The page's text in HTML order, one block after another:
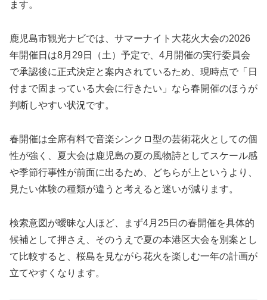
ます。
鹿児島市観光ナビでは、サマーナイト大花火大会の2026
年開催日は8月29日（土）予定で、4月開催の実行委員会
で承認後に正式決定と案内されているため、現時点で「日
付まで固まっている大会に行きたい」なら春開催のほうが
判断しやすい状況です。
春開催は全席有料で音楽シンクロ型の芸術花火としての個
性が強く、夏大会は鹿児島の夏の風物詩としてスケール感
や季節行事性が前面に出るため、どちらが上というより、
見たい体験の種類が違うと考えると迷いが減ります。
検索意図が曖昧な人ほど、まず4月25日の春開催を具体的
候補として押さえ、そのうえで夏の本港区大会を別案とし
て比較すると、桜島を見ながら花火を楽しむ一年の計画が
立てやすくなります。